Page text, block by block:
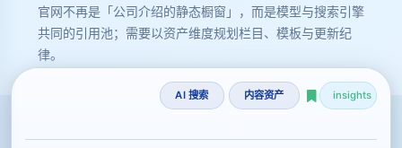
官网不再是「公司介绍的静态橱窗」，而是模型与搜索引擎
共同的引用池；需要以资产维度规划栏目、模板与更新纪
律。
AI 搜索 内容资产 insights